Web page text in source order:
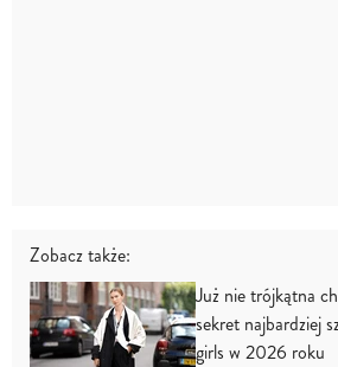
Zobacz także:
Już nie trójkątna
sekret najbardziej
girls w 2026 roku